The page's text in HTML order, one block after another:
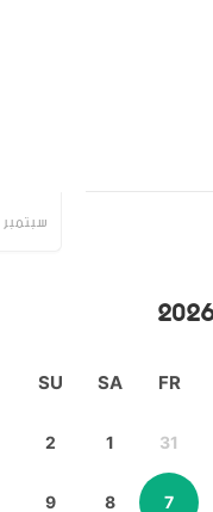
سبتمبر
FR
SA
SU
31
1
2
7
8
9